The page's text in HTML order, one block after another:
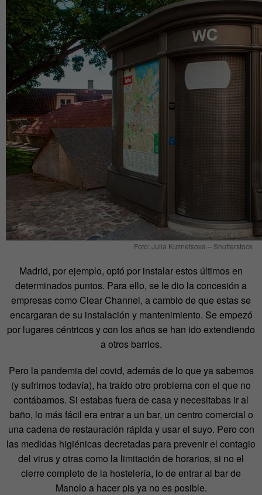
Foto: Julia Kuznetsova – Shutterstock
Madrid, por ejemplo, optó por instalar estos últimos en
determinados puntos. Para ello, se le dio la concesión a
empresas como Clear Channel, a cambio de que estas se
encargaran de su instalación y mantenimiento. Se empezó
por lugares céntricos y con los años se han ido extendiendo
a otros barrios.
Pero la pandemia del covid, además de lo que ya sabemos
(y sufrimos todavía), ha traído otro problema con el que no
contábamos. Si estabas fuera de casa y necesitabas ir al
baño, lo más fácil era entrar a un bar, un centro comercial o
una cadena de restauración rápida y usar el suyo. Pero con
las medidas higiénicas decretadas para prevenir el contagio
del virus y otras como la limitación de horarios, si no el
cierre completo de la hostelería, lo de entrar al bar de
Manolo a hacer pis ya no es posible.